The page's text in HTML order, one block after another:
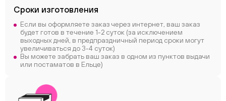
Сроки изготовления
Если вы оформляете заказ через интернет, ваш заказ
будет готов в течение 1-2 суток (за исключением
выходных дней, в предпраздничный период сроки могут
увеличиваться до 3-4 суток)
Вы можете забрать ваш заказ в одном из пунктов выдачи
или постаматов в Ельце)